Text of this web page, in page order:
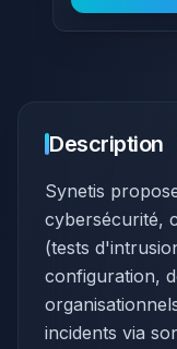
Description
Synetis
cybersécurité,
(tests
configuration,
incidents via